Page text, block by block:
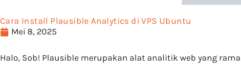
Cara Install Plausible Analytics di VPS Ubuntu
Mei 8, 2025
Halo, Sob! Plausible merupakan alat analitik web yang